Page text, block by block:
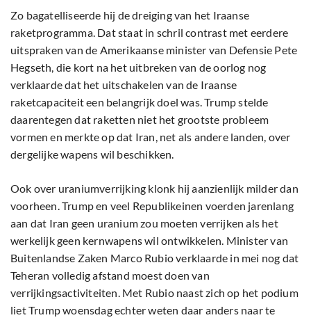
Zo bagatelliseerde hij de dreiging van het Iraanse
raketprogramma. Dat staat in schril contrast met eerdere
uitspraken van de Amerikaanse minister van Defensie Pete
Hegseth, die kort na het uitbreken van de oorlog nog
verklaarde dat het uitschakelen van de Iraanse
raketcapaciteit een belangrijk doel was. Trump stelde
daarentegen dat raketten niet het grootste probleem
vormen en merkte op dat Iran, net als andere landen, over
dergelijke wapens wil beschikken.
Ook over uraniumverrijking klonk hij aanzienlijk milder dan
voorheen. Trump en veel Republikeinen voerden jarenlang
aan dat Iran geen uranium zou moeten verrijken als het
werkelijk geen kernwapens wil ontwikkelen. Minister van
Buitenlandse Zaken Marco Rubio verklaarde in mei nog dat
Teheran volledig afstand moest doen van
verrijkingsactiviteiten. Met Rubio naast zich op het podium
liet Trump woensdag echter weten daar anders naar te